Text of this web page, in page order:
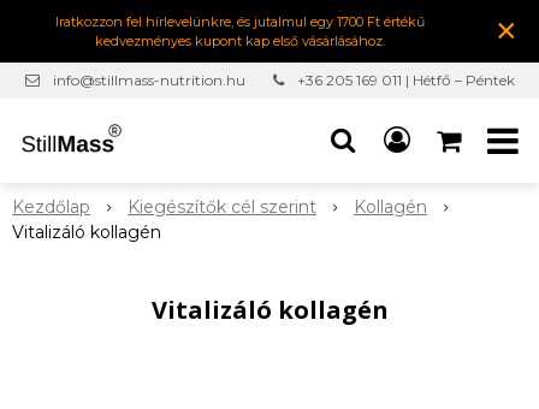
Iratkozzon fel hírlevelünkre, és jutalmul egy 1700 Ft értékű
kedvezményes kupont kap első vásárlásához.
×
info@stillmass-nutrition.hu
+36 205 169 011 | Hétfő – Péntek
Kezdőlap Kiegészítők cél szerint
Kollagén
Vitalizáló kollagén
Vitalizáló kollagén